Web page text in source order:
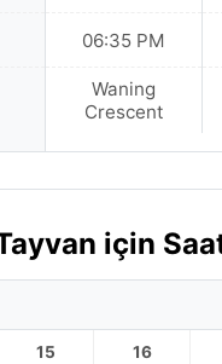
06:35 PM
Waning
Crescent
için
15 16